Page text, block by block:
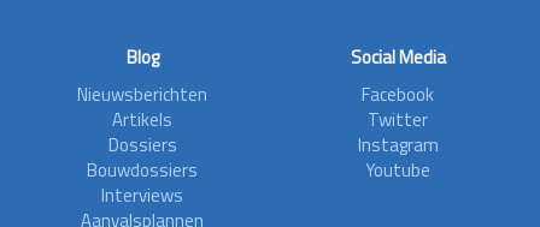
Blog
Nieuwsberichten
Artikels
Dossiers
Bouwdossiers
Interviews
Aanvalsplannen
Social Media
Facebook
Twitter
Instagram
Youtube